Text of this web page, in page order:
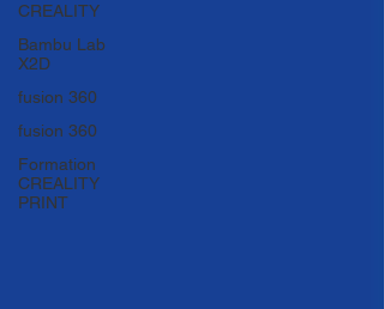
CREALITY
Bambu Lab
X2D
fusion 360
fusion 360
Formation
CREALITY
PRINT